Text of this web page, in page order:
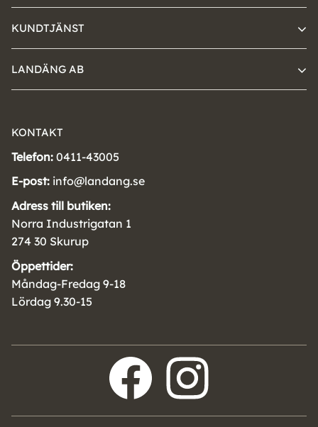
KUNDTJÄNST
LANDÄNG AB
KONTAKT
Telefon: 0411-43005
E-post: info@landang.se
Adress till butiken:
Norra Industrigatan 1
274 30 Skurup
Öppettider:
Måndag-Fredag 9-18
Lördag 9.30-15